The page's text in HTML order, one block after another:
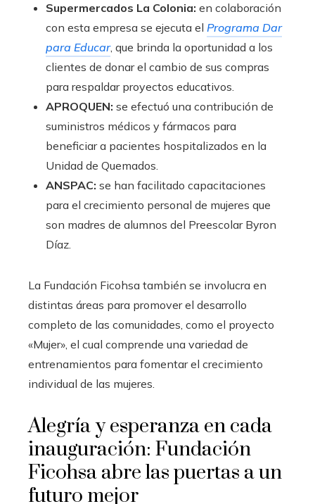
Supermercados La Colonia: en colaboración
con esta empresa se ejecuta el Programa Dar
para Educar, que brinda la oportunidad a los
clientes de donar el cambio de sus compras
para respaldar proyectos educativos.
APROQUEN: se efectuó una contribución de
suministros médicos y fármacos para
beneficiar a pacientes hospitalizados en la
Unidad de Quemados.
ANSPAC: se han facilitado capacitaciones
para el crecimiento personal de mujeres que
son madres de alumnos del Preescolar Byron
Díaz.
La Fundación Ficohsa también se involucra en
distintas áreas para promover el desarrollo
completo de las comunidades, como el proyecto
«Mujer», el cual comprende una variedad de
entrenamientos para fomentar el crecimiento
individual de las mujeres.
Alegría y esperanza en cada
inauguración: Fundación
Ficohsa abre las puertas a un
futuro mejor